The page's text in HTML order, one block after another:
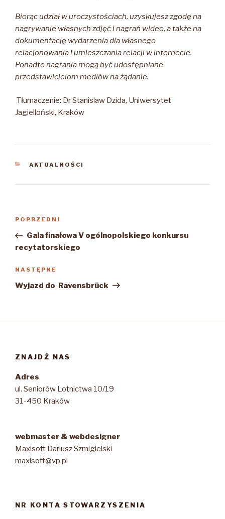
Biorąc udział w uroczystościach, uzyskujesz zgodę na
nagrywanie własnych zdjęć i nagrań wideo, a także na
dokumentację wydarzenia dla własnego
relacjonowania i umieszczania relacji w internecie.
Ponadto nagrania mogą być udostępniane
przedstawicielom mediów na żądanie.
Tłumaczenie: Dr Stanislaw Dzida, Uniwersytet
Jagielloński, Kraków
KATEGORIE
AKTUALNOŚCI
Poprzedni
wpis
POPRZEDNI
Gala finałowa V ogólnopolskiego konkursu
recytatorskiego
Następny
wpis
NASTĘPNE
Wyjazd do Ravensbrück
ZNAJDŹ NAS
Adres
ul. Seniorów Lotnictwa 10/19
31-450 Kraków
webmaster & webdesigner
Maxisoft Dariusz Szmigielski
maxisoft@vp.pl
NR KONTA STOWARZYSZENIA